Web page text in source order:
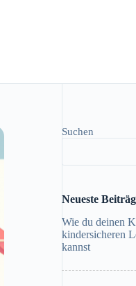
Suchen
Neueste
Wie du deinen
kindersicheren
kannst